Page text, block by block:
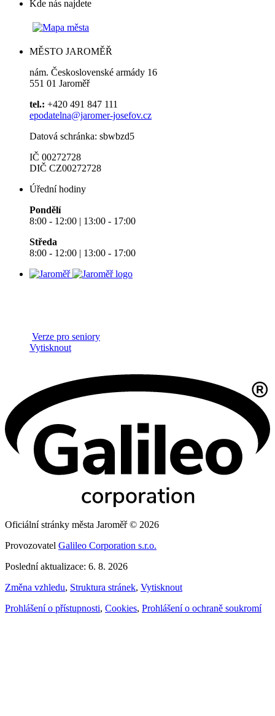
Kde nás najdete
MĚSTO JAROMĚŘ
nám. Československé armády 16
551 01 Jaroměř
tel.: +420 491 847 111
epodatelna@jaromer-josefov.cz
Datová schránka: sbwbzd5
IČ 00272728
DIČ CZ00272728
Úřední hodiny
Pondělí
8:00 - 12:00 | 13:00 - 17:00
Středa
8:00 - 12:00 | 13:00 - 17:00
Verze pro seniory
Vytisknout
Oficiální stránky města Jaroměř © 2026
Provozovatel Galileo Corporation s.r.o.
Poslední aktualizace: 6. 8. 2026
Změna vzhledu, Struktura stránek, Vytisknout
Prohlášení o přístupnosti, Cookies, Prohlášení o ochraně soukromí